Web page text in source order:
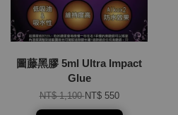
圖藤黑膠 5ml Ultra Impact
Glue
NT$ 1,100NT$ 550